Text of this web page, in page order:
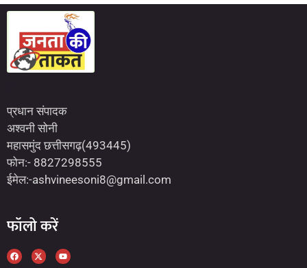
प्रधान संपादक
अश्वनी सोनी
महासमुंद छत्तीसगढ़(493445)
फोन:- 8827298555
ईमेल:-ashvineesoni8@gmail.com
फॉलो करें